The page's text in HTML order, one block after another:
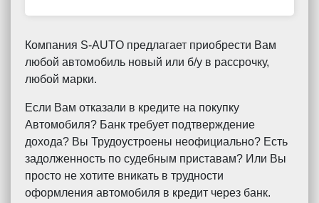
Компания S-AUTO предлагает приобрести Вам
любой автомобиль новый или б/у в рассрочку,
любой марки.
Если Вам отказали в кредите на покупку
Автомобиля? Банк требует подтверждение
дохода? Вы Трудоустроены неофициально? Есть
задолженность по судебным приставам? Или Вы
просто не хотите вникать в трудности
оформления автомобиля в кредит через банк.